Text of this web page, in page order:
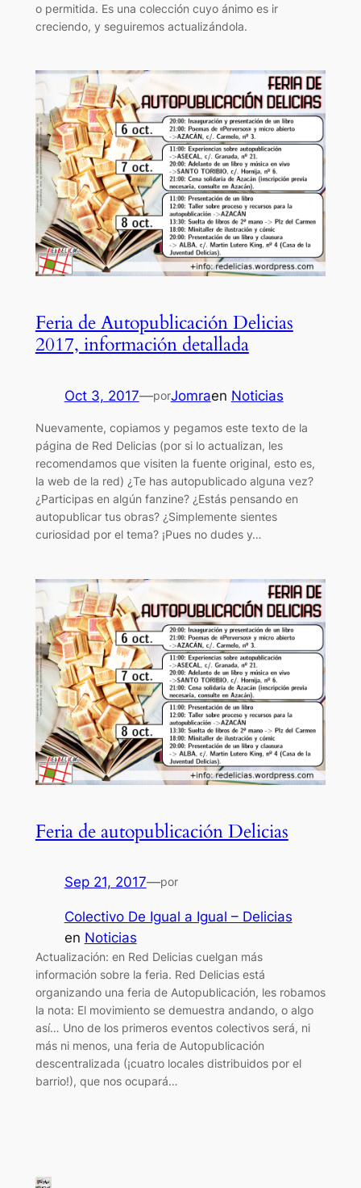
o permitida. Es una colección cuyo ánimo es ir
creciendo, y seguiremos actualizándola.
Feria de Autopublicación Delicias
2017, información detallada
Oct 3, 2017—porJomraen Noticias
Nuevamente, copiamos y pegamos este texto de la
página de Red Delicias (por si lo actualizan, les
recomendamos que visiten la fuente original, esto es,
la web de la red) ¿Te has autopublicado alguna vez?
¿Participas en algún fanzine? ¿Estás pensando en
autopublicar tus obras? ¿Simplemente sientes
curiosidad por el tema? ¡Pues no dudes y…
Feria de autopublicación Delicias
Sep 21, 2017—por
Colectivo De Igual a Igual – Delicias
en Noticias
Actualización: en Red Delicias cuelgan más
información sobre la feria. Red Delicias está
organizando una feria de Autopublicación, les robamos
la nota: El movimiento se demuestra andando, o algo
así… Uno de los primeros eventos colectivos será, ni
más ni menos, una feria de Autopublicación
descentralizada (¡cuatro locales distribuidos por el
barrio!), que nos ocupará…